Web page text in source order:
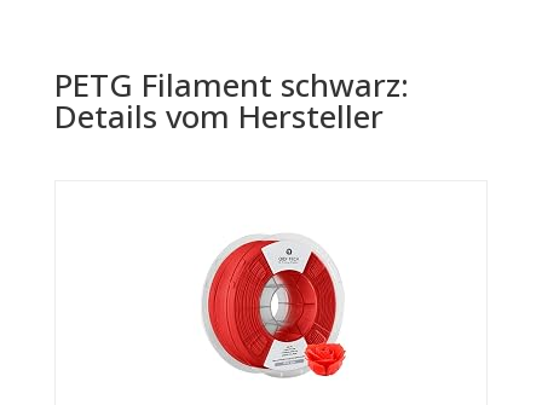
PETG Filament schwarz:
Details vom Hersteller